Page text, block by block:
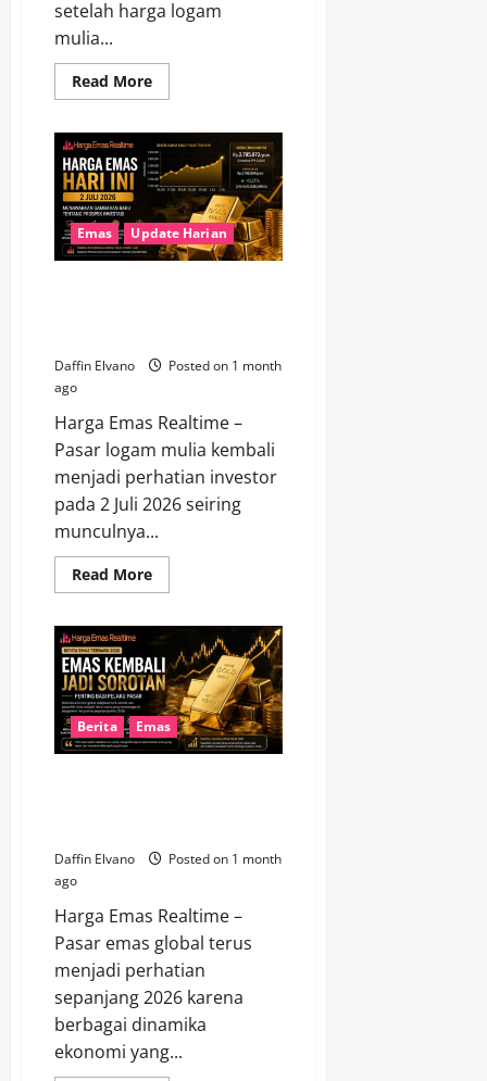
setelah harga logam
mulia...
Read MoreRead
more
Emas
Terkini
Mengungkap
Faktor
yang
Mendorong
Kenaikan
Harga
Emas Update Harian
Daffin Elvano
Posted on 1 month
ago
Harga Emas Realtime –
Pasar logam mulia kembali
menjadi perhatian investor
pada 2 Juli 2026 seiring
munculnya...
Read MoreRead
more
Emas
Hari
Ini
2
Juli
2026
Menawarkan
Gambaran
Baru
Berita Emas
Daffin Elvano
Posted on 1 month
ago
Harga Emas Realtime –
Pasar emas global terus
menjadi perhatian
sepanjang 2026 karena
berbagai dinamika
ekonomi yang...